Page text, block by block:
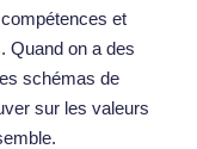
et
Quand on a des
schémas de
sur les valeurs